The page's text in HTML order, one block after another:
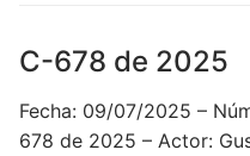
C-678 de 2025
Fecha: 09/07/2025 –
678 de 2025 – Actor: